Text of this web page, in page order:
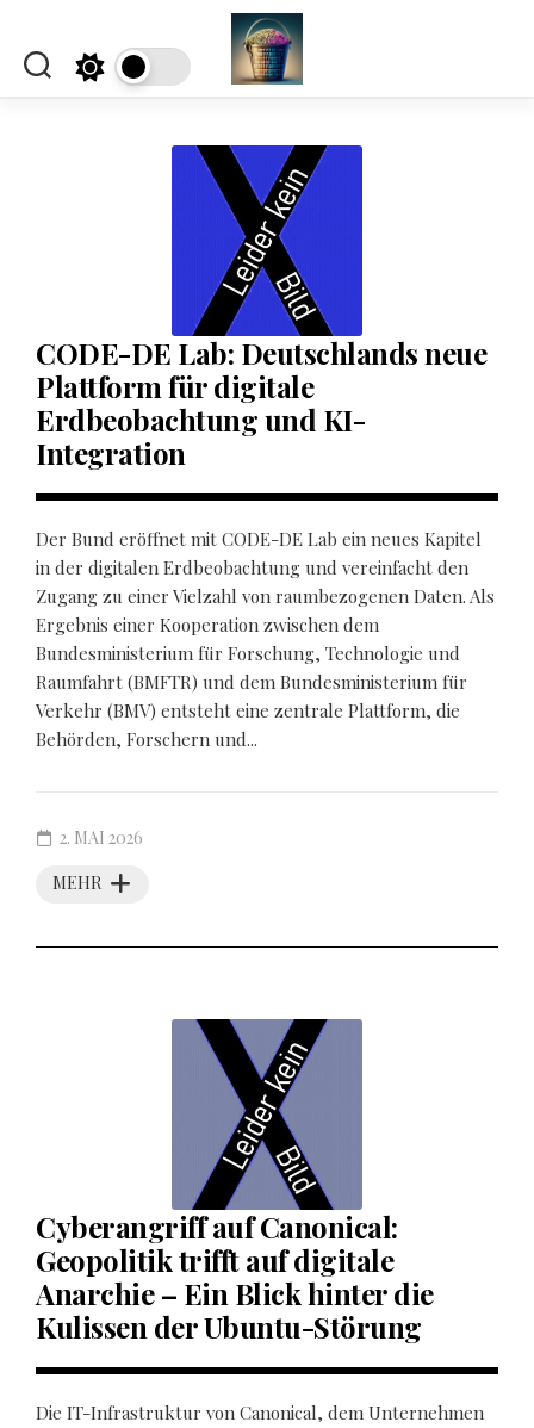
content
CODE-DE Lab: Deutschlands neue
Plattform für digitale
Erdbeobachtung und KI-
Integration
Der Bund eröffnet mit CODE-DE Lab ein neues Kapitel
in der digitalen Erdbeobachtung und vereinfacht den
Zugang zu einer Vielzahl von raumbezogenen Daten. Als
Ergebnis einer Kooperation zwischen dem
Bundesministerium für Forschung, Technologie und
Raumfahrt (BMFTR) und dem Bundesministerium für
Verkehr (BMV) entsteht eine zentrale Plattform, die
Behörden, Forschern und...
MEHR
2. MAI 2026
Cyberangriff auf Canonical:
Geopolitik trifft auf digitale
Anarchie – Ein Blick hinter die
Kulissen der Ubuntu-Störung
Die IT-Infrastruktur von Canonical, dem Unternehmen